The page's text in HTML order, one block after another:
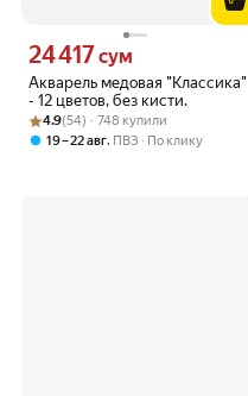
Акварель медовая "Классика"
- 12 цветов, без кисти.
Цена 24417 сум вместо
24 417сум
Рейтинг товара: 4.9 из 5
Оценок: (54) · 748 купили
4.9(54) · 748 купили
19 – 22 авг, ПВЗ По клику